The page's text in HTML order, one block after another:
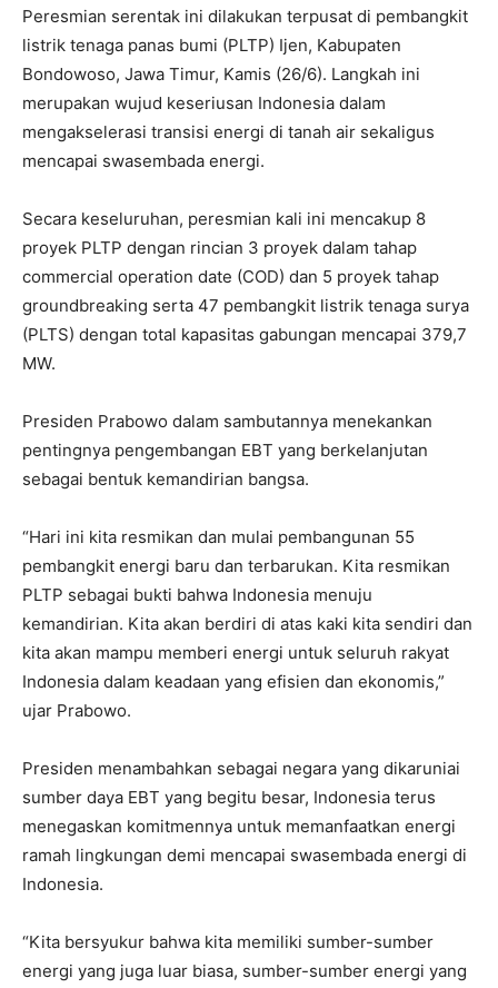
Peresmian serentak ini dilakukan terpusat di pembangkit
listrik tenaga panas bumi (PLTP) Ijen, Kabupaten
Bondowoso, Jawa Timur, Kamis (26/6). Langkah ini
merupakan wujud keseriusan Indonesia dalam
mengakselerasi transisi energi di tanah air sekaligus
mencapai swasembada energi.
Secara keseluruhan, peresmian kali ini mencakup 8
proyek PLTP dengan rincian 3 proyek dalam tahap
commercial operation date (COD) dan 5 proyek tahap
groundbreaking serta 47 pembangkit listrik tenaga surya
(PLTS) dengan total kapasitas gabungan mencapai 379,7
MW.
Presiden Prabowo dalam sambutannya menekankan
pentingnya pengembangan EBT yang berkelanjutan
sebagai bentuk kemandirian bangsa.
“Hari ini kita resmikan dan mulai pembangunan 55
pembangkit energi baru dan terbarukan. Kita resmikan
PLTP sebagai bukti bahwa Indonesia menuju
kemandirian. Kita akan berdiri di atas kaki kita sendiri dan
kita akan mampu memberi energi untuk seluruh rakyat
Indonesia dalam keadaan yang efisien dan ekonomis,”
ujar Prabowo.
Presiden menambahkan sebagai negara yang dikaruniai
sumber daya EBT yang begitu besar, Indonesia terus
menegaskan komitmennya untuk memanfaatkan energi
ramah lingkungan demi mencapai swasembada energi di
Indonesia.
“Kita bersyukur bahwa kita memiliki sumber-sumber
energi yang juga luar biasa, sumber-sumber energi yang